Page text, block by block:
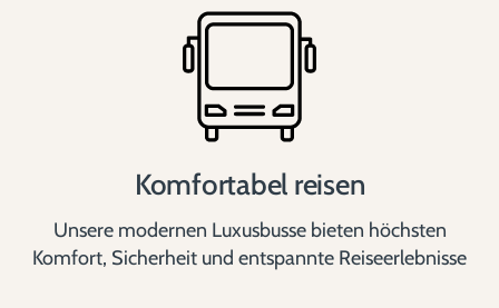
Komfortabel reisen
Unsere modernen Luxusbusse bieten höchsten
Komfort, Sicherheit und entspannte Reiseerlebnisse